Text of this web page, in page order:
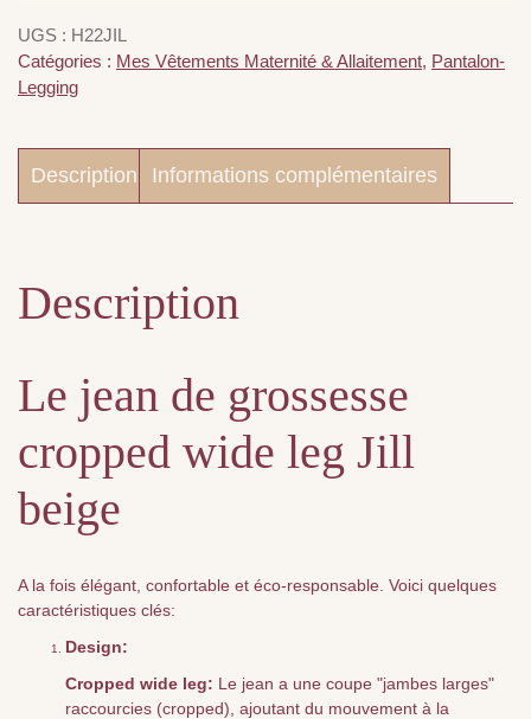
UGS : H22JIL
Catégories : Mes Vêtements Maternité & Allaitement, Pantalon-
Legging
Description Informations complémentaires
Description
Le jean de grossesse
cropped wide leg Jill
beige
A la fois élégant, confortable et éco-responsable. Voici quelques
caractéristiques clés:
Design:
Cropped wide leg: Le jean a une coupe "jambes larges"
raccourcies (cropped), ajoutant du mouvement à la